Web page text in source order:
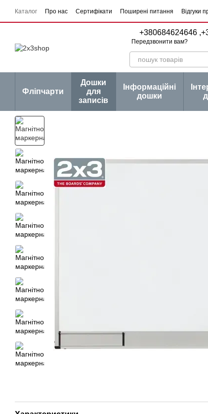
Перейти до основного контенту
Каталог Про нас Сертифікати Поширені питання Відгуки
Угода користувача
Договір публічної оферти Серії товарів
+380684624646 ,
Передзвонити вам?
Фліпчарти
Дошки
для
записів
Інформаційні
дошки